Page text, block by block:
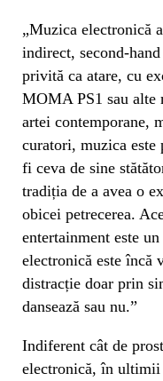
„Muzica electronică
indirect, second-
privită ca atare, cu
MOMA PS1 sau alte
artei contemporane,
curatori, muzica este
fi ceva de sine
tradiția de a avea o
obicei petrecerea.
entertainment este
electronică este încă
distracție doar prin
dansează sau nu.”
Indiferent cât de
electronică, în ultimii